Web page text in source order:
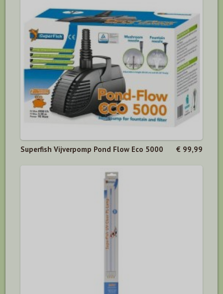
Superfish Vijverpomp Pond Flow Eco 5000 € 99,99